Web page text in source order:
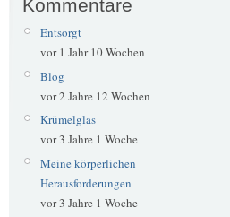
Kommentare
Entsorgt
vor 1 Jahr 10 Wochen
Blog
vor 2 Jahre 12 Wochen
Krümelglas
vor 3 Jahre 1 Woche
Meine körperlichen
Herausforderungen
vor 3 Jahre 1 Woche